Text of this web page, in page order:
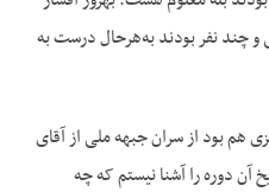
چند نفر بودند به‌هرحال درست به
بود از سران جبهه ملی از آقای
آن دوره را آشنا نیستم که چه